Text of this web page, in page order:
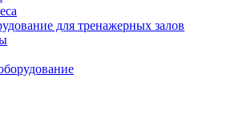
для тренажерных залов